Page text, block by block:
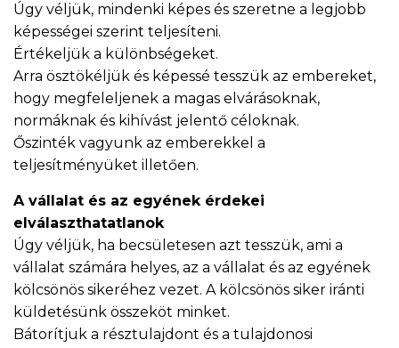
Úgy véljük, mindenki képes és szeretne a legjobb
képességei szerint teljesíteni.
Értékeljük a különbségeket.
Arra ösztökéljük és képessé tesszük az embereket,
hogy megfeleljenek a magas elvárásoknak,
normáknak és kihívást jelentő céloknak.
Őszinték vagyunk az emberekkel a
teljesítményüket illetően.
A vállalat és az egyének érdekei
elválaszthatatlanok
Úgy véljük, ha becsületesen azt tesszük, ami a
vállalat számára helyes, az a vállalat és az egyének
kölcsönös sikeréhez vezet. A kölcsönös siker iránti
küldetésünk összeköt minket.
Bátorítjuk a résztulajdont és a tulajdonosi